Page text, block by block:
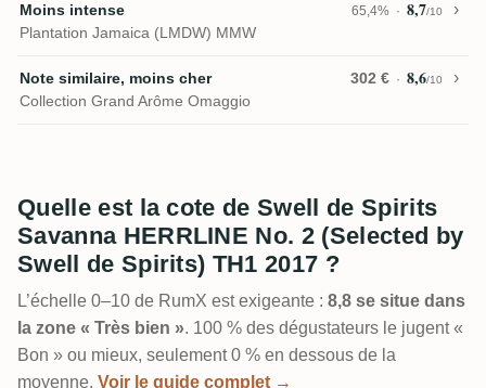
Moins intense 65,4% 8,7/10
Plantation Jamaica (LMDW) MMW
Note similaire, moins cher 302 € 8,6/10
Collection Grand Arôme Omaggio
Quelle est la cote de Swell de Spirits
Savanna HERRLINE No. 2 (Selected by
Swell de Spirits) TH1 2017 ?
L’échelle 0–10 de RumX est exigeante : 8,8 se situe dans
la zone « Très bien ». 100 % des dégustateurs le jugent «
Bon » ou mieux, seulement 0 % en dessous de la
moyenne. Voir le guide complet →